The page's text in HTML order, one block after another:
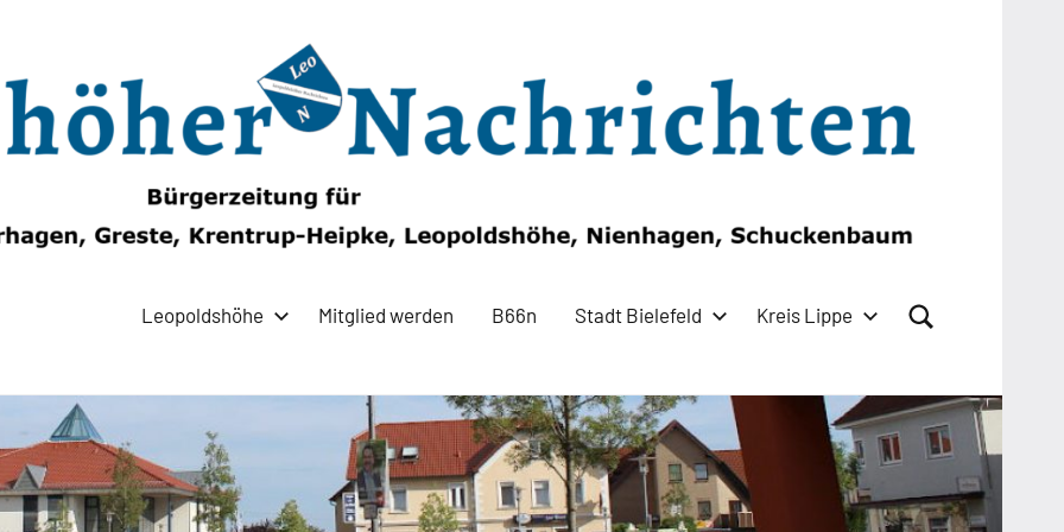
Leopoldshöhe Mitglied werden B66n Stadt Bielefeld Kreis Lippe